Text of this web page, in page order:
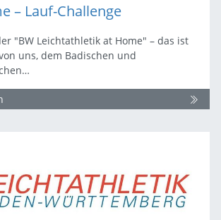
– Lauf-Challenge
"BW Leichtathletik at Home" – das ist
uns, dem Badischen und